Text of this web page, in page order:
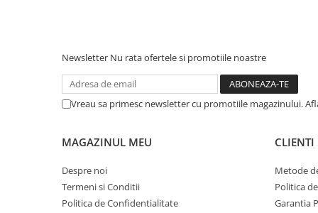
Newsletter Nu rata ofertele si promotiile noastre
Vreau sa primesc newsletter cu promotiile magazinului.
MAGAZINUL MEU
Despre noi
Termeni si Conditii
Politica de Confidentialitate
CLIENTI
Metode
Politica
Garantia